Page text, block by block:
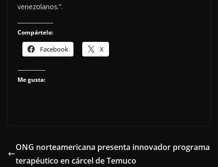
venezolanos.”.
Compártelo:
Facebook X
Me gusta:
ONG norteamericana presenta innovador programa
terapéutico en cárcel de Temuco